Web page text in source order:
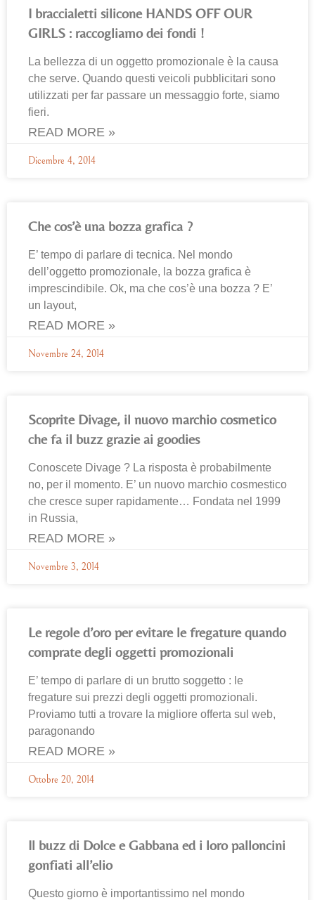
I braccialetti silicone HANDS OFF OUR
GIRLS : raccogliamo dei fondi !
La bellezza di un oggetto promozionale è la causa
che serve. Quando questi veicoli pubblicitari sono
utilizzati per far passare un messaggio forte, siamo
fieri.
READ MORE »
Dicembre 4, 2014
Che cos’è una bozza grafica ?
E’ tempo di parlare di tecnica. Nel mondo
dell’oggetto promozionale, la bozza grafica è
imprescindibile. Ok, ma che cos’è una bozza ? E’
un layout,
READ MORE »
Novembre 24, 2014
Scoprite Divage, il nuovo marchio cosmetico
che fa il buzz grazie ai goodies
Conoscete Divage ? La risposta è probabilmente
no, per il momento. E’ un nuovo marchio cosmestico
che cresce super rapidamente… Fondata nel 1999
in Russia,
READ MORE »
Novembre 3, 2014
Le regole d’oro per evitare le fregature quando
comprate degli oggetti promozionali
E’ tempo di parlare di un brutto soggetto : le
fregature sui prezzi degli oggetti promozionali.
Proviamo tutti a trovare la migliore offerta sul web,
paragonando
READ MORE »
Ottobre 20, 2014
Il buzz di Dolce e Gabbana ed i loro palloncini
gonfiati all’elio
Questo giorno è importantissimo nel mondo